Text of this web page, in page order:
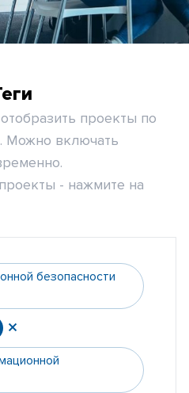
проекты по
Можно включать
- нажмите на
безопасности